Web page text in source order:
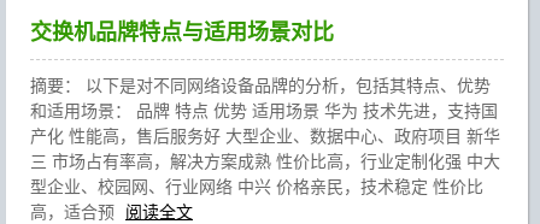
交换机品牌特点与适用场景对比
摘要： 以下是对不同网络设备品牌的分析，包括其特点、优势
和适用场景： 品牌 特点 优势 适用场景 华为 技术先进，支持国
产化 性能高，售后服务好 大型企业、数据中心、政府项目 新华
三 市场占有率高，解决方案成熟 性价比高，行业定制化强 中大
型企业、校园网、行业网络 中兴 价格亲民，技术稳定 性价比
高，适合预 阅读全文